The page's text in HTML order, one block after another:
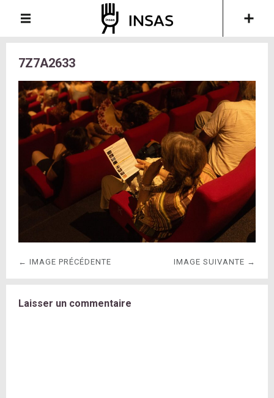
7Z7A2633
← IMAGE PRÉCÉDENTE IMAGE SUIVANTE →
Laisser un commentaire